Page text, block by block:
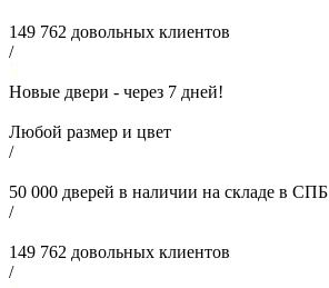
149 762 довольных клиентов
/
Новые двери - через 7 дней!
Любой размер и цвет
/
50 000 дверей в наличии на складе в СПБ
/
149 762 довольных клиентов
/